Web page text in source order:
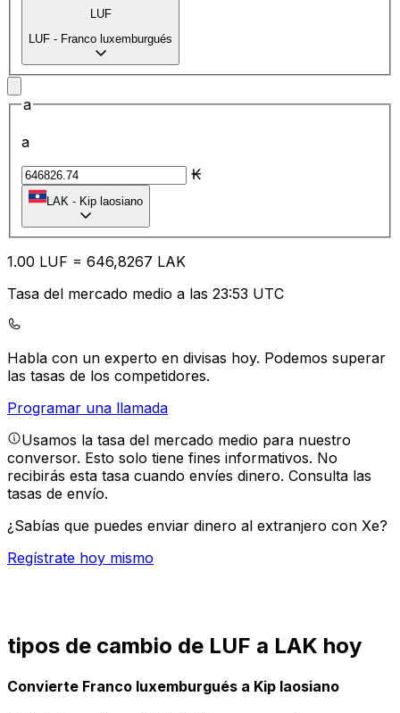
LUF
LUF - Franco luxemburgués
a
a
₭
LAK - Kip laosiano
1.00 LUF = 646,8267 LAK
Tasa del mercado medio a las 23:53 UTC
Habla con un experto en divisas hoy. Podemos superar
las tasas de los competidores.
Programar una llamada
Usamos la tasa del mercado medio para nuestro
conversor. Esto solo tiene fines informativos. No
recibirás esta tasa cuando envíes dinero. Consulta las
tasas de envío.
¿Sabías que puedes enviar dinero al extranjero con Xe?
Regístrate hoy mismo
tipos de cambio de LUF a LAK hoy
Convierte Franco luxemburgués a Kip laosiano